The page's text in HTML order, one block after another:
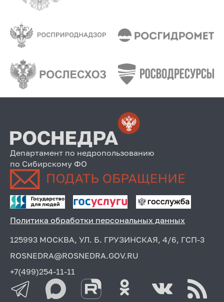
Департамент по недропользованию
по Сибирскому ФО
Политика обработки персональных данных
125993 МОСКВА, УЛ. Б. ГРУЗИНСКАЯ, 4/6, ГСП-3
ROSNEDRA@ROSNEDRA.GOV.RU
+7(499)254-11-11